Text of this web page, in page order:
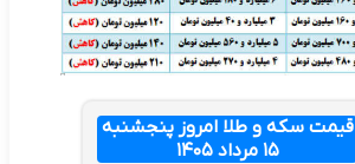
قیمت سکه و طلا امروز پنجشنبه
۱۵ مرداد ۱۴۰۵